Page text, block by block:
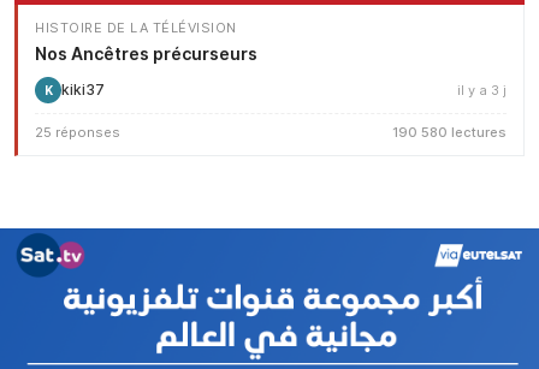
HISTOIRE DE LA TÉLÉVISION
Nos Ancêtres précurseurs
K kiki37 il y a 3 j
25 réponses 190 580 lectures